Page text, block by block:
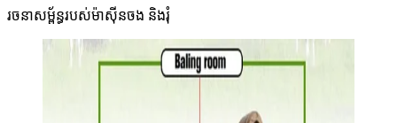
រចនាសម្ព័ន្ធរបស់ម៉ាស៊ីនចង និងរុំ